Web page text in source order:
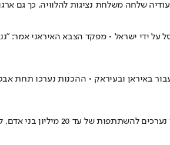
שלחה משלחת נציגות להלוויה, כך גם
אבטחה נרחב והיערכות לקליטת המונים